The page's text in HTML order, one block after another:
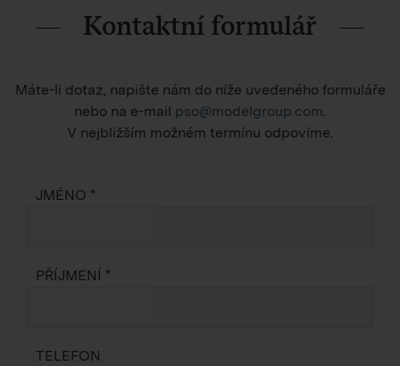
Kontaktní formulář
Máte-li dotaz, napište nám do níže uvedeného formuláře
nebo na e-mail pso@modelgroup.com
V nejbližším možném termínu odpovíme.
JMÉNO *
PŘÍJMENÍ *
TELEFON